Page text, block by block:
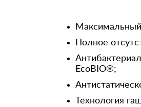
Максимальный
Полное
EcoBIO®;
Технология